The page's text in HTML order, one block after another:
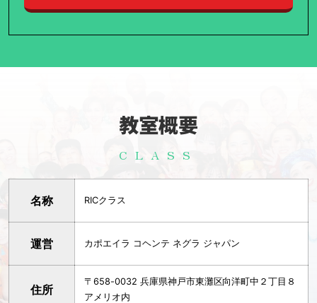
教室概要
CLASS
名称 RICクラス
運営 カポエイラ コヘンテ ネグラ ジャパン
住所
〒658-0032 兵庫県神戸市東灘区向洋町中２丁目８
アメリオ内